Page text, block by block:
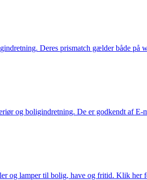
Deres prismatch gælder både på
og boligindretning. De er godkendt af
og lamper til bolig, have og fritid. Klik her